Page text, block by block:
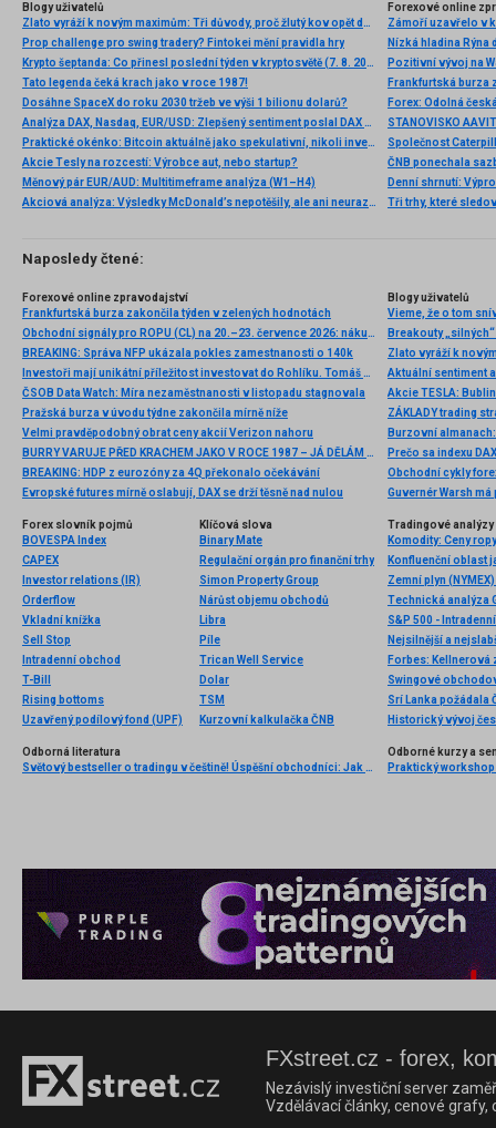
Blogy uživatelů
Zlato vyráží k novým maximům: Tři důvody, proč žlutý kov opět dominuje
Prop challenge pro swing tradery? Fintokei mění pravidla hry
Krypto šeptanda: Co přinesl poslední týden v kryptosvětě (7. 8. 2026)
Tato legenda čeká krach jako v roce 1987!
Dosáhne SpaceX do roku 2030 tržeb ve výši 1 bilionu dolarů?
Analýza DAX, Nasdaq, EUR/USD: Zlepšený sentiment poslal DAX na nová maxima
Praktické okénko: Bitcoin aktuálně jako spekulativní, nikoli investiční aktivum
Akcie Tesly na rozcestí: Výrobce aut, nebo startup?
Měnový pár EUR/AUD: Multitimeframe analýza (W1–H4)
Akciová analýza: Výsledky McDonald’s nepotěšily, ale ani neurazily. Jakou vizi společnost prezentovala?
Forexové online
Nízká hladina
Pozitivní vývoj na
Frankfurtská burza
Denní shrnutí:
Tři trhy, které
Naposledy čtené:
Forexové online zpravodajství
Frankfurtská burza zakončila týden v zelených hodnotách
Obchodní signály pro ROPU (CL) na 20.–23. července 2026: nákup nad 81,25 USD (21 SMA – 5/8 Murray)
BREAKING: Správa NFP ukázala pokles zamestnanosti o 140k
Investoři mají unikátní příležitost investovat do Rohlíku. Tomáš Čupr nabízí nové bondy i akcie
ČSOB Data Watch: Míra nezaměstnanosti v listopadu stagnovala
Pražská burza v úvodu týdne zakončila mírně níže
Velmi pravděpodobný obrat ceny akcií Verizon nahoru
BURRY VARUJE PŘED KRACHEM JAKO V ROCE 1987 – JÁ DĚLÁM TOHLE
BREAKING: HDP z eurozóny za 4Q překonalo očekávání
Evropské futures mírně oslabují, DAX se drží těsně nad nulou
Blogy uživatelů
Vieme, že o tom
Breakouty
Akcie TESLA:
ZÁKLADY trading
Burzovní
Prečo sa indexu
Obchodní cykly
Guvernér Warsh
Forex slovník pojmů
BOVESPA Index
CAPEX
Investor relations (IR)
Orderflow
Vkladní knížka
Sell Stop
Intradenní obchod
T-Bill
Rising bottoms
Uzavřený podílový fond (UPF)
Klíčová slova
Binary Mate
Regulační orgán pro finanční trhy
Simon Property Group
Nárůst objemu obchodů
Libra
Píle
Trican Well Service
Dolar
TSM
Kurzovní kalkulačka ČNB
Tradingové analýzy
Konfluenční oblast
Zemní plyn
Technická analýza
S&P 500 -
Nejsilnější a
Swingové
Srí Lanka požádala
Historický vývoj
Odborná literatura
Světový bestseller o tradingu v češtině! Úspěšní obchodníci: Jak běžní lidé porážejí Wall Street v jeho vlastní hře
Odborné kurzy a
FXstreet.cz - forex,
Nezávislý investiční server
Vzdělávací články, cenové